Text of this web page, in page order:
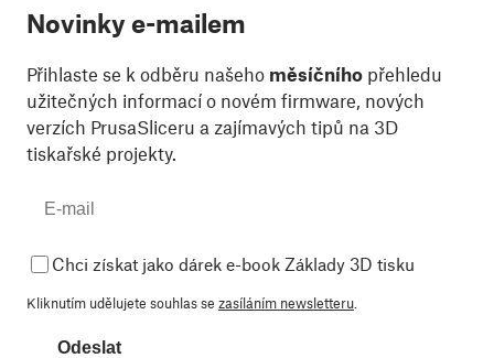
Novinky e-mailem
Přihlaste se k odběru našeho měsíčního přehledu
užitečných informací o novém firmware, nových
verzích PrusaSliceru a zajímavých tipů na 3D
tiskařské projekty.
Chci získat jako dárek e-book Základy 3D tisku
Kliknutím udělujete souhlas se zasíláním newsletteru
Odeslat